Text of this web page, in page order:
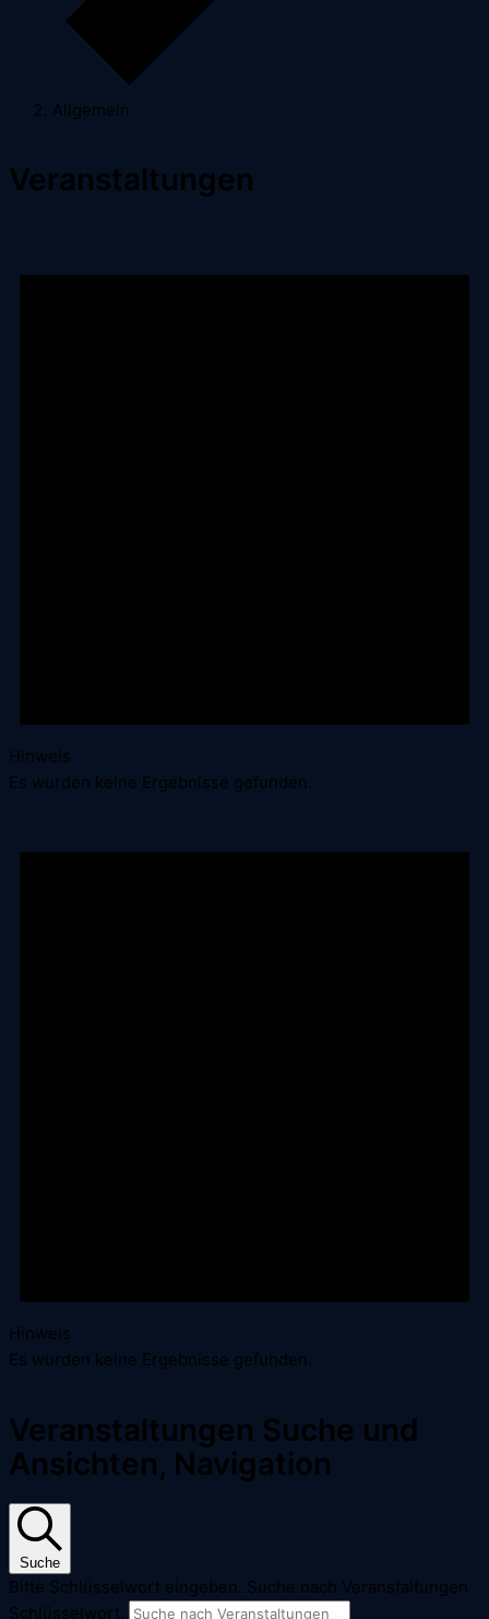
Allgemein
Veranstaltungen
Hinweis
Es wurden keine Ergebnisse gefunden.
Hinweis
Es wurden keine Ergebnisse gefunden.
Veranstaltungen Suche und
Ansichten, Navigation
Suche
Bitte Schlüsselwort eingeben. Suche nach Veranstaltungen
Schlüsselwort.